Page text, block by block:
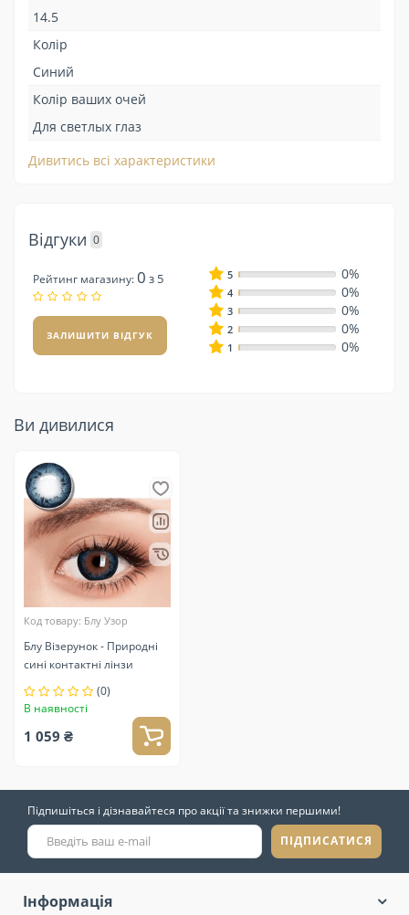
14.5
Колір
Синий
Колір ваших очей
Для светлых глаз
Дивитись всі характеристики
Відгуки 0
Рейтинг магазину:0 з 5
ЗАЛИШИТИ ВІДГУК
5 0%
4 0%
3 0%
2 0%
1 0%
Ви дивилися
Код товару: Блу Узор
Блу Візерунок - Природні
сині контактні лінзи
(0)
В наявності
1 059 ₴
Підпишіться і дізнавайтеся про акції та знижки першими!
ПІДПИСАТИСЯ
Інформація